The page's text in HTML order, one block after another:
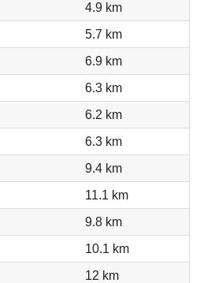
4.9 km
5.7 km
6.9 km
6.3 km
6.2 km
6.3 km
9.4 km
11.1 km
9.8 km
10.1 km
12 km